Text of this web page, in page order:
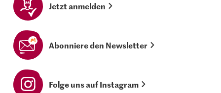
Jetzt anmelden
Abonniere den Newsletter
Folge uns auf Instagram